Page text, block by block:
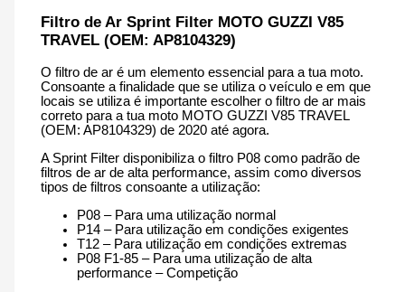
cm3
-
PM01S
2020
até
agora
Filtro de Ar Sprint Filter MOTO GUZZI V85
TRAVEL (OEM: AP8104329)
O filtro de ar é um elemento essencial para a tua moto.
Consoante a finalidade que se utiliza o veículo e em que
locais se utiliza é importante escolher o filtro de ar mais
correto para a tua moto MOTO GUZZI V85 TRAVEL
(OEM: AP8104329) de 2020 até agora.
A Sprint Filter disponibiliza o filtro P08 como padrão de
filtros de ar de alta performance, assim como diversos
tipos de filtros consoante a utilização:
P08 – Para uma utilização normal
P14 – Para utilização em condições exigentes
T12 – Para utilização em condições extremas
P08 F1-85 – Para uma utilização de alta
performance – Competição